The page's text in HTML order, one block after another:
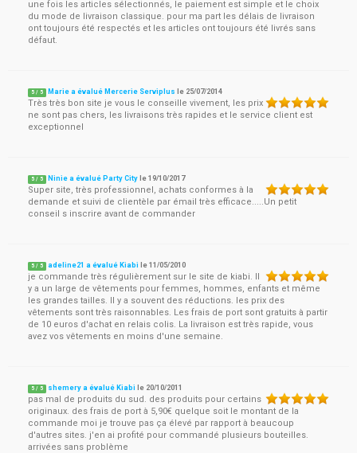
une fois les articles sélectionnés, le paiement est simple et le choix
du mode de livraison classique. pour ma part les délais de livraison
ont toujours été respectés et les articles ont toujours été livrés sans
défaut.
5 / 5 Marie a évalué Mercerie Serviplus le 25/07/2014
Très très bon site je vous le conseille vivement, les prix
ne sont pas chers, les livraisons très rapides et le service client est
exceptionnel
5 / 5 Ninie a évalué Party City le19/10/2017
Super site, très professionnel, achats conformes à la
demande et suivi de clientèle par émail très efficace.....Un petit
conseil s inscrire avant de commander
5 / 5 adeline21 a évalué Kiabi le11/05/2010
je commande très régulièrement sur le site de kiabi. Il
y a un large de vêtements pour femmes, hommes, enfants et même
les grandes tailles. Il y a souvent des réductions. les prix des
vêtements sont très raisonnables. Les frais de port sont gratuits à partir
de 10 euros d'achat en relais colis. La livraison est très rapide, vous
avez vos vêtements en moins d'une semaine.
5 / 5 shemery a évalué Kiabi le 20/10/2011
pas mal de produits du sud. des produits pour certains
originaux. des frais de port à 5,90€ quelque soit le montant de la
commande moi je trouve pas ça élevé par rapport à beaucoup
d'autres sites. j'en ai profité pour commandé plusieurs bouteilles.
arrivées sans problème